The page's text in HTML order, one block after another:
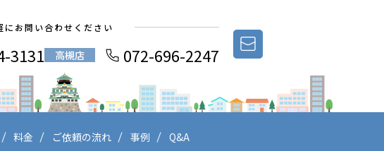
にお問い合わせください
3131 高槻店 072-696-2247
料金 ご依頼の流れ 事例 Q&A